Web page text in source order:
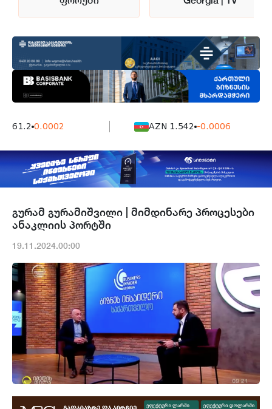
0.0002 AZN 1.542 -0.0006
გურამ გურამიშვილი | მიმდინარე პროცესები
ანაკლიის პორტში
19.11.2024.00:00